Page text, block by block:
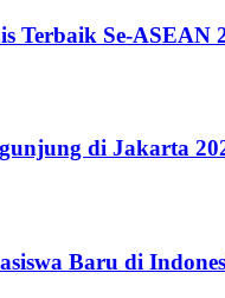
Terbaik Se-ASEAN
di Jakarta
Baru di